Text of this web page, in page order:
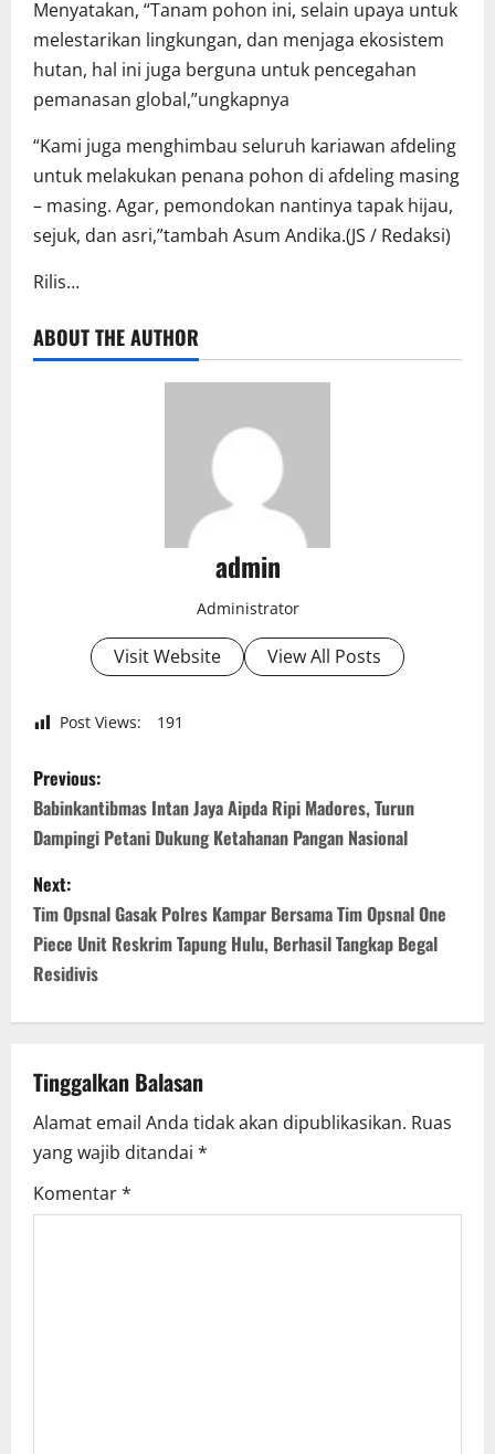
Menyatakan, “Tanam pohon ini, selain upaya untuk
melestarikan lingkungan, dan menjaga ekosistem
hutan, hal ini juga berguna untuk pencegahan
pemanasan global,”ungkapnya
“Kami juga menghimbau seluruh kariawan afdeling
untuk melakukan penana pohon di afdeling masing
– masing. Agar, pemondokan nantinya tapak hijau,
sejuk, dan asri,”tambah Asum Andika.(JS / Redaksi)
Rilis…
ABOUT THE AUTHOR
admin
Administrator
Visit Website View All Posts
Post Views: 191
P
o
s
t
n
i
g
a
t
Previous:
Babinkantibmas Intan Jaya Aipda Ripi Madores, Turun
Dampingi Petani Dukung Ketahanan Pangan Nasional
Next:
Tim Opsnal Gasak Polres Kampar Bersama Tim Opsnal One
Piece Unit Reskrim Tapung Hulu, Berhasil Tangkap Begal
Residivis
Tinggalkan Balasan
Alamat email Anda tidak akan dipublikasikan. Ruas
yang wajib ditandai *
Komentar*